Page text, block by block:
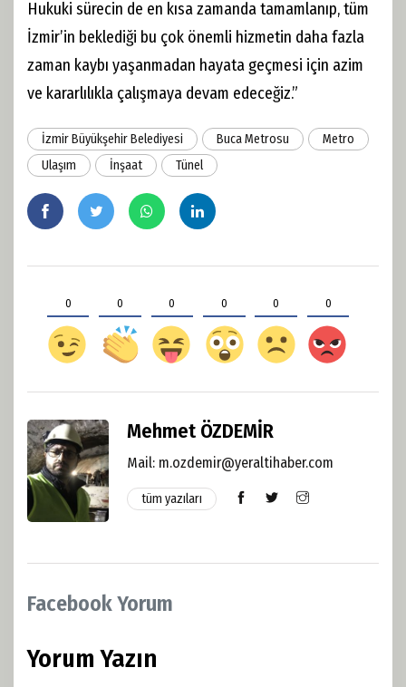
Hukuki sürecin de en kısa zamanda tamamlanıp, tüm
İzmir’in beklediği bu çok önemli hizmetin daha fazla
zaman kaybı yaşanmadan hayata geçmesi için azim
ve kararlılıkla çalışmaya devam edeceğiz.”
İzmir Büyükşehir Belediyesi Buca Metrosu
Metro
Ulaşım
İnşaat Tünel
0 0 0 0 0 0
Mehmet ÖZDEMİR
Mail: m.ozdemir@yeraltihaber.com
tüm yazıları
Facebook Yorum
Yorum Yazın